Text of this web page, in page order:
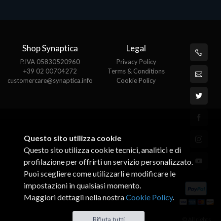
Shop Synaptica
P.IVA 05830520960
+39 02 00704272
customercare@synaptica.info
Legal
Privacy Policy
Terms & Conditions
Cookie Policy
Questo sito utilizza cookie
Questo sito utilizza cookie tecnici, analitici e di
profilazione per offrirti un servizio personalizzato.
Puoi scegliere come utilizzarli e modificare le
impostazioni in qualsiasi momento.
Maggiori dettagli nella nostraCookie Policy.